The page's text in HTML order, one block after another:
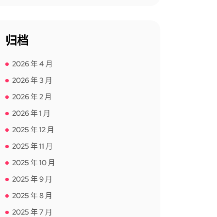
归档
2026 年 4 月
2026 年 3 月
2026 年 2 月
2026 年 1 月
2025 年 12 月
2025 年 11 月
2025 年 10 月
2025 年 9 月
2025 年 8 月
2025 年 7 月